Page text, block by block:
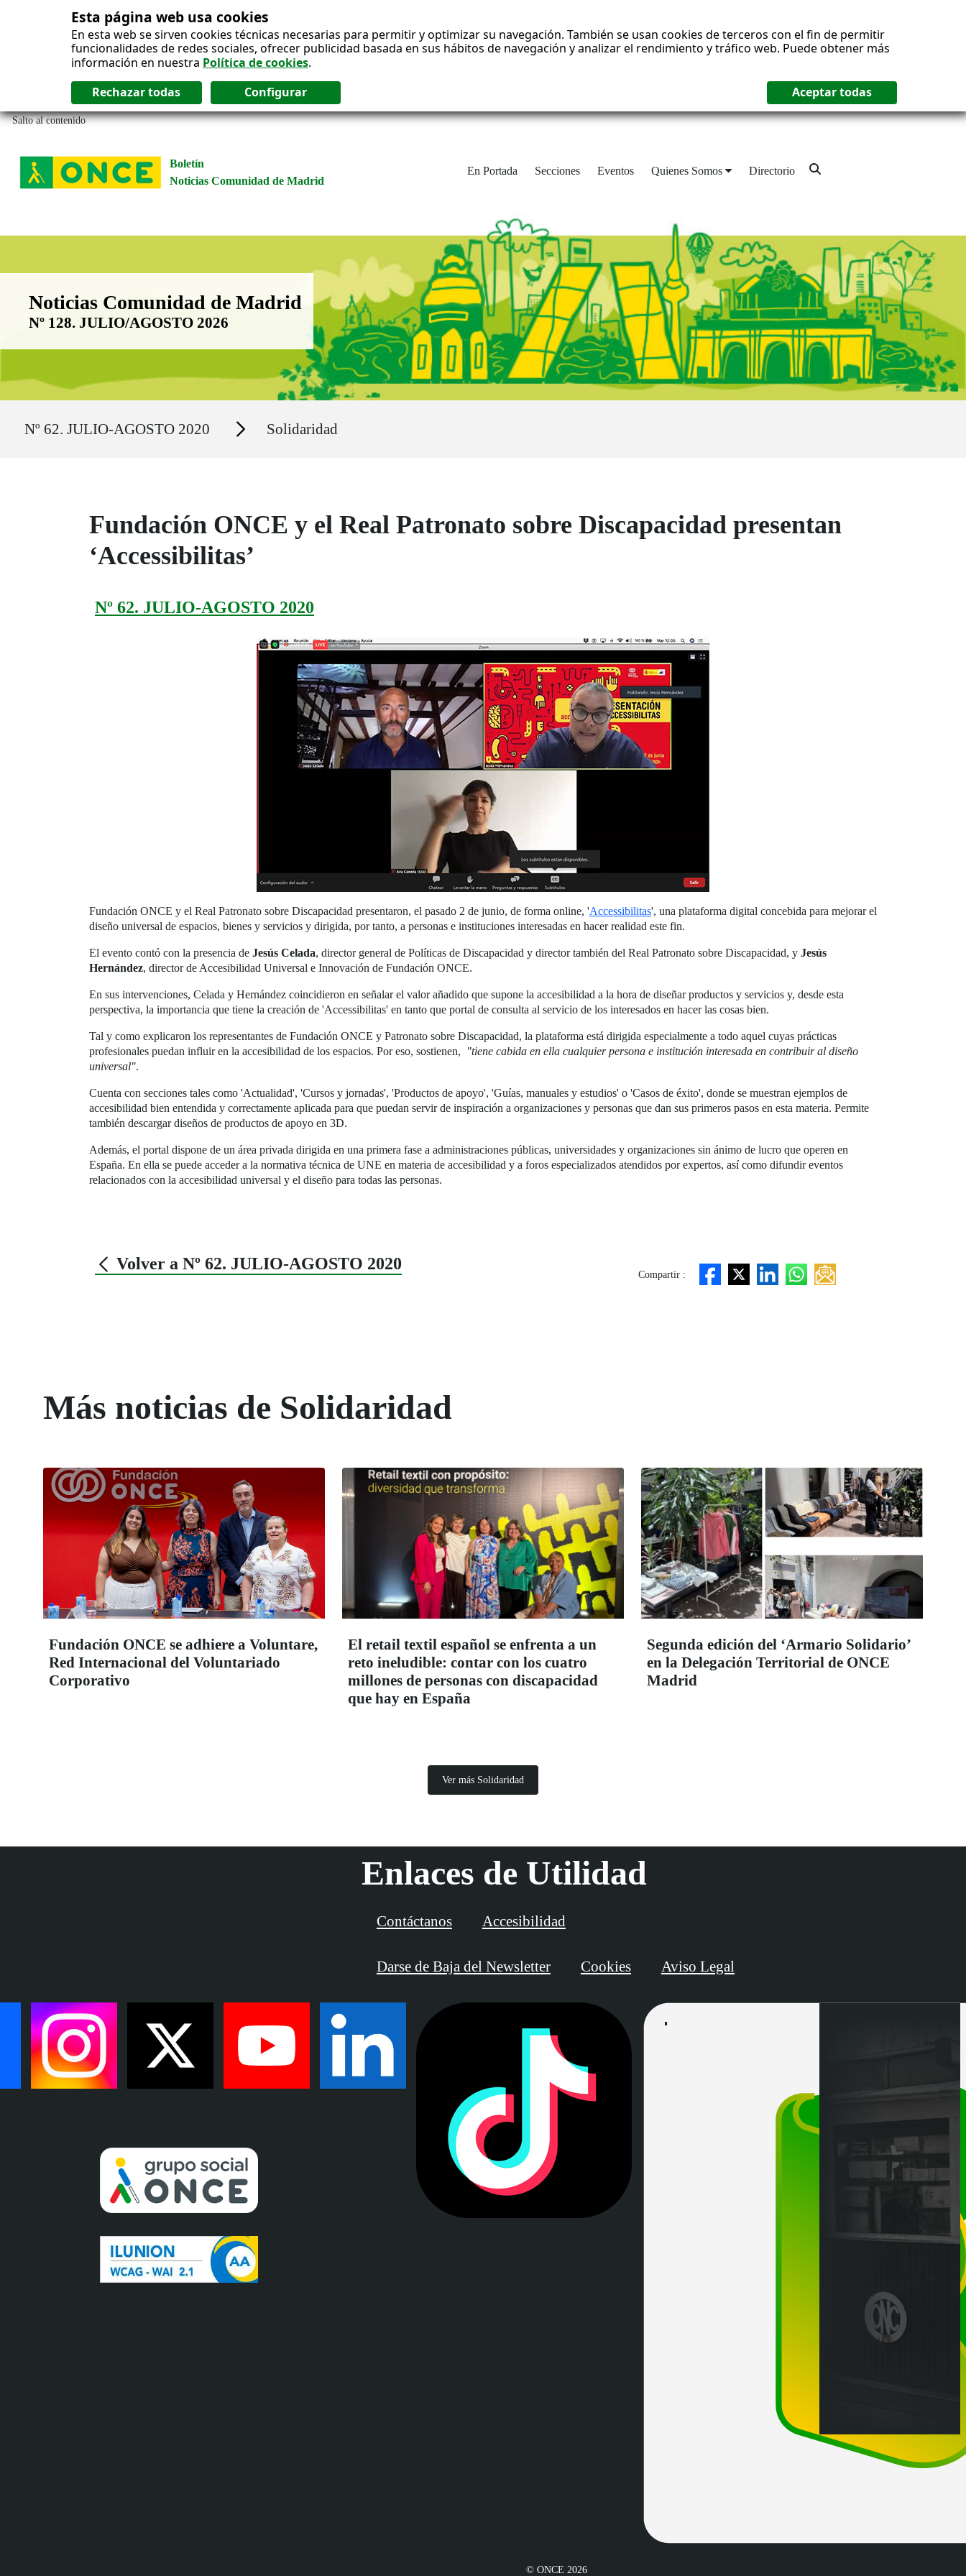
Esta página web usa cookies
En esta web se sirven cookies técnicas necesarias para permitir y optimizar su navegación. También se usan cookies de terceros con el fin de permitir
funcionalidades de redes sociales, ofrecer publicidad basada en sus hábitos de navegación y analizar el rendimiento y tráfico web. Puede obtener más
información en nuestra Política de cookies.
Salto al contenido
Boletín
Noticias Comunidad de Madrid
En Portada Secciones Eventos Quienes Somos Directorio
Boletín Noticias Comunidad de Madrid
Noticias Comunidad de Madrid
Nº 128. JULIO/AGOSTO 2026
Nº 62. JULIO-AGOSTO 2020 Secciones Solidaridad
Fundación ONCE y el Real Patronato sobre Discapacidad presentan
‘Accessibilitas’
Nº 62. JULIO-AGOSTO 2020
Fundación ONCE y el Real Patronato sobre Discapacidad presentaron, el pasado 2 de junio, de forma online, 'Accessibilitas', una plataforma digital concebida para mejorar el
diseño universal de espacios, bienes y servicios y dirigida, por tanto, a personas e instituciones interesadas en hacer realidad este fin.
El evento contó con la presencia de Jesús Celada, director general de Políticas de Discapacidad y director también del Real Patronato sobre Discapacidad, y Jesús
Hernández, director de Accesibilidad Universal e Innovación de Fundación ONCE.
En sus intervenciones, Celada y Hernández coincidieron en señalar el valor añadido que supone la accesibilidad a la hora de diseñar productos y servicios y, desde esta
perspectiva, la importancia que tiene la creación de 'Accessibilitas' en tanto que portal de consulta al servicio de los interesados en hacer las cosas bien.
Tal y como explicaron los representantes de Fundación ONCE y Patronato sobre Discapacidad, la plataforma está dirigida especialmente a todo aquel cuyas prácticas
profesionales puedan influir en la accesibilidad de los espacios. Por eso, sostienen,
"tiene cabida en ella cualquier persona e institución interesada en contribuir al diseño
universal".
Cuenta con secciones tales como 'Actualidad', 'Cursos y jornadas', 'Productos de apoyo', 'Guías, manuales y estudios' o 'Casos de éxito', donde se muestran ejemplos de
accesibilidad bien entendida y correctamente aplicada para que puedan servir de inspiración a organizaciones y personas que dan sus primeros pasos en esta materia. Permite
también descargar diseños de productos de apoyo en 3D.
Además, el portal dispone de un área privada dirigida en una primera fase a administraciones públicas, universidades y organizaciones sin ánimo de lucro que operen en
España. En ella se puede acceder a la normativa técnica de UNE en materia de accesibilidad y a foros especializados atendidos por expertos, así como difundir eventos
relacionados con la accesibilidad universal y el diseño para todas las personas.
Volver a Nº 62. JULIO-AGOSTO 2020
Compartir :
Más noticias de Solidaridad
Fundación ONCE se adhiere a Voluntare,
Red Internacional del Voluntariado
Corporativo
El retail textil español se enfrenta a un
reto ineludible: contar con los cuatro
millones de personas con discapacidad
que hay en España
Segunda edición del ‘Armario Solidario’
en la Delegación Territorial de ONCE
Madrid
Ver más Solidaridad
Enlaces de Utilidad
Contáctanos Accesibilidad
Darse de Baja del Newsletter Cookies Aviso Legal
© ONCE 2026